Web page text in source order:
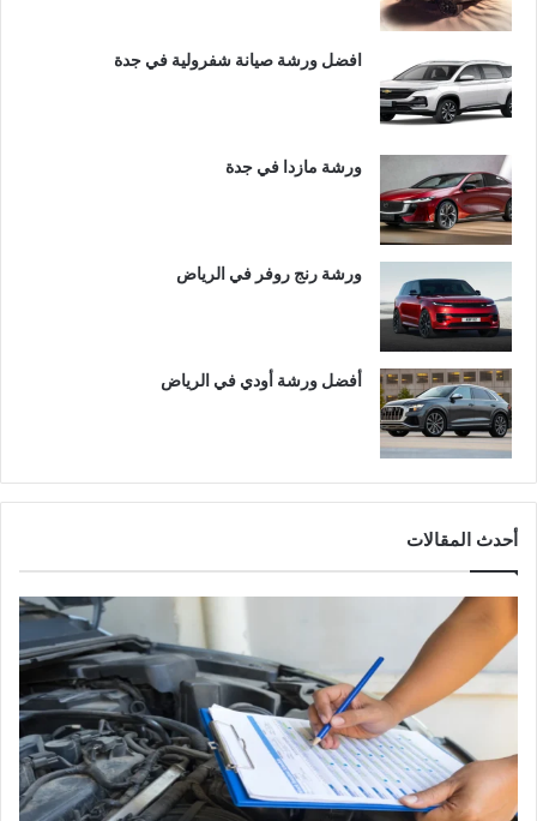
افضل ورشة صيانة شفرولية في جدة
ورشة مازدا في جدة
ورشة رنج روفر في الرياض
أفضل ورشة أودي في الرياض
أحدث المقالات